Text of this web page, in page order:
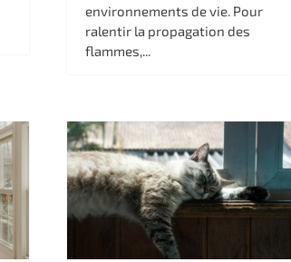
environnements de vie. Pour
ralentir la propagation des
flammes,...